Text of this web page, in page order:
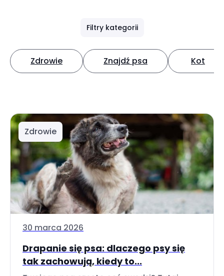
Filtry kategorii
Zdrowie Znajdź psa Kot
Zdrowie
30 marca 2026
Drapanie się psa: dlaczego psy się
tak zachowują, kiedy to...